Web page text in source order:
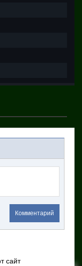
Комментарий
сайт